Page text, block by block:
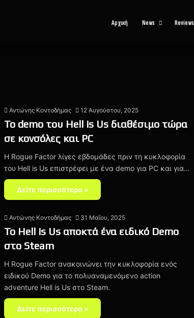
Αρχική News Reviews
Αντώνης Κοντοδήμας 12 Αυγούστου, 2025
Το demo του Hell is Us διαθέσιμο τώρα
σε κονσόλες και PC
H Rogue Factor λίγες εβδομάδες πριν τη κυκλοφορία
του Hell is Us επιστρέφει με ένα demo για PC και για…
Δείτε περισσότερα »
Αντώνης Κοντοδήμας 31 Μαΐου, 2025
Το Hell is Us αποκτά ένα ειδικό Demo
στο Steam
H Rogue Factor ανακοινώνει την κυκλοφορία ενός
ειδικού Demo για το πολυαναμενόμενο action
adventure Hell is Us στο Steam.
Δείτε περισσότερα »